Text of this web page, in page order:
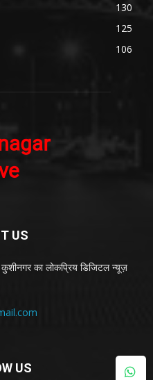
130
125
106
US
का लोकप्रिय डिजिटल न्यूज़
US